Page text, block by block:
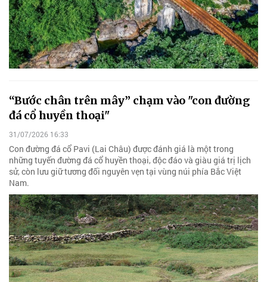
“Bước chân trên mây” chạm vào "con đường
đá cổ huyền thoại"
31/07/2026 16:33
Con đường đá cổ Pavi (Lai Châu) được đánh giá là một trong
những tuyến đường đá cổ huyền thoại, độc đáo và giàu giá trị lịch
sử, còn lưu giữ tương đối nguyên vẹn tại vùng núi phía Bắc Việt
Nam.